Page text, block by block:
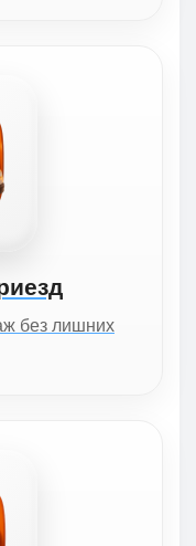
без лишних